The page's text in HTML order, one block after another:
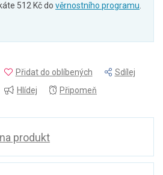
512 Kč do věrnostního programu
Přidat do oblíbených
Sdílej
Hlídej Připomeň
produkt